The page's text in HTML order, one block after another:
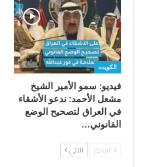
الكويت
فيديو: سمو الأمير الشيخ
مشعل الأحمد: ندعو الأشقاء
في العراق لتصحيح الوضع
القانوني…
السابق التالي